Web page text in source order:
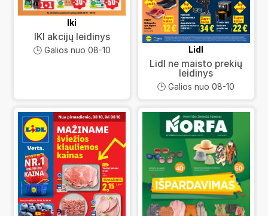
Iki
IKI akcijų leidinys
🕒 Galios nuo 08-10 Lidl
Lidl ne maisto prekių
leidinys
🕒 Galios nuo 08-10